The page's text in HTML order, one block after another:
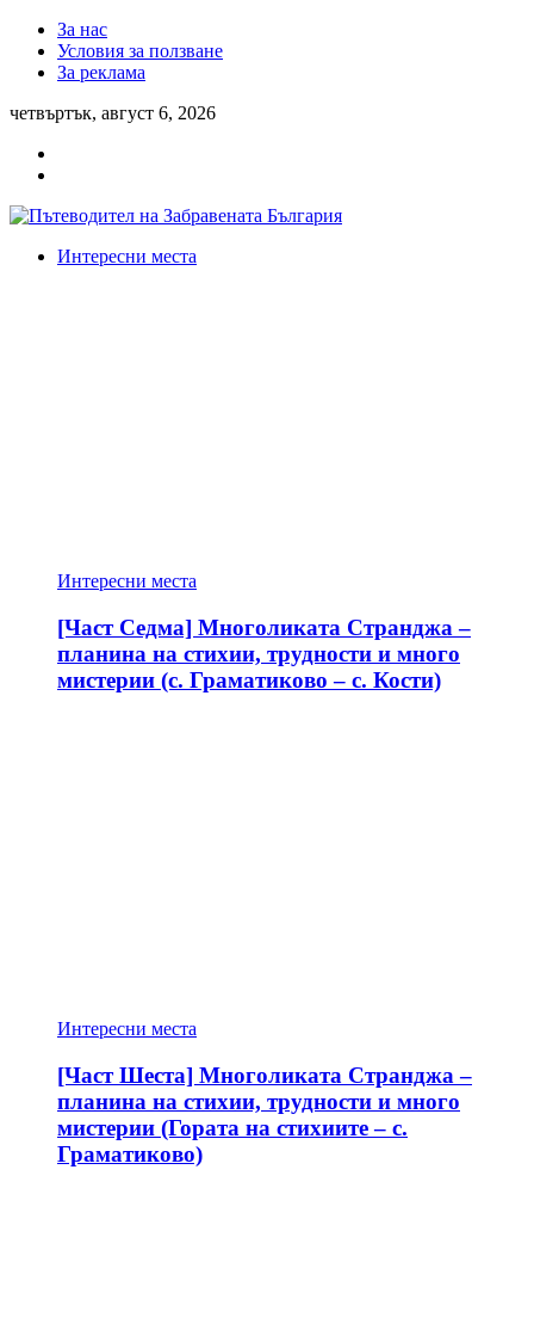
За нас
Условия за ползване
За реклама
четвъртък, август 6, 2026
Интересни места
Интересни места
[Част Седма] Многоликата Странджа –
планина на стихии, трудности и много
мистерии (с. Граматиково – с. Кости)
Интересни места
[Част Шеста] Многоликата Странджа –
планина на стихии, трудности и много
мистерии (Гората на стихиите – с.
Граматиково)